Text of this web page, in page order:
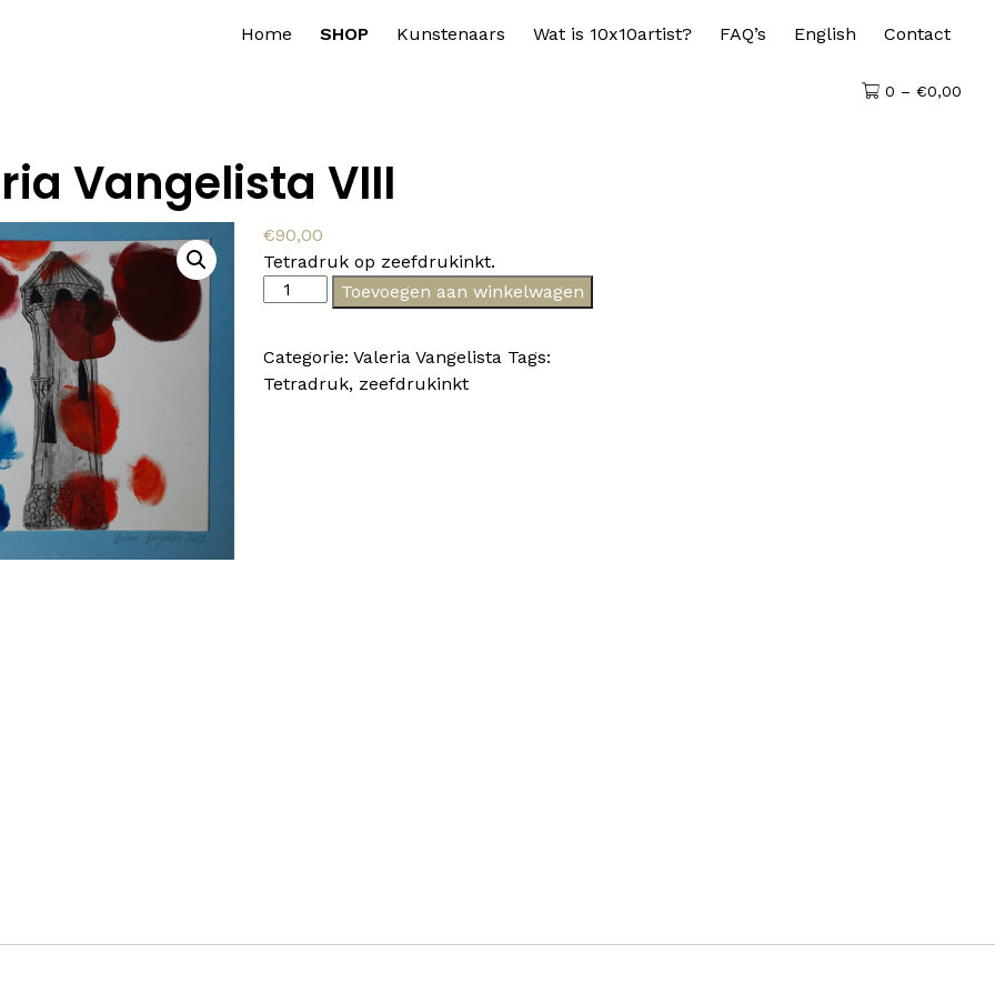
Home SHOP Kunstenaars Wat is 10x10artist? FAQ’s English Contact
0 – €0,00
Vangelista VIII
€90,00
Tetradruk op zeefdrukinkt.
Valeria
Vangelista
aantal
Toevoegen aan winkelwagen
Categorie: Valeria Vangelista Tags:
Tetradruk, zeefdrukinkt